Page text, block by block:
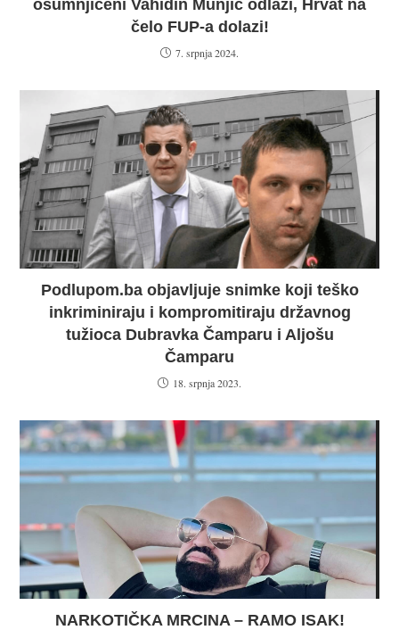
osumnjičeni Vahidin Munjić odlazi, Hrvat na
čelo FUP-a dolazi!
7. srpnja 2024.
Podlupom.ba objavljuje snimke koji teško
inkriminiraju i kompromitiraju državnog
tužioca Dubravka Čamparu i Aljošu
Čamparu
18. srpnja 2023.
NARKOTIČKA MRCINA – RAMO ISAK!